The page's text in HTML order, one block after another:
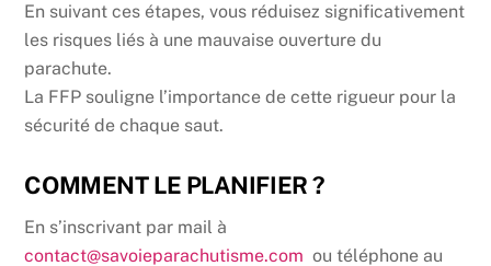
En suivant ces étapes, vous réduisez significativement
les risques liés à une mauvaise ouverture du
parachute.
La FFP souligne l’importance de cette rigueur pour la
sécurité de chaque saut.
COMMENT LE PLANIFIER ?
En s’inscrivant par mail à
contact@savoieparachutisme.com ou téléphone au